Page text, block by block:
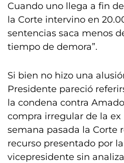
Cuando uno llega a fin
la Corte intervino en
sentencias saca menos
tiempo de demora”.
Si bien no hizo una
Presidente pareció
la condena contra
compra irregular de la
semana pasada la Corte
recurso presentado por
vicepresidente sin